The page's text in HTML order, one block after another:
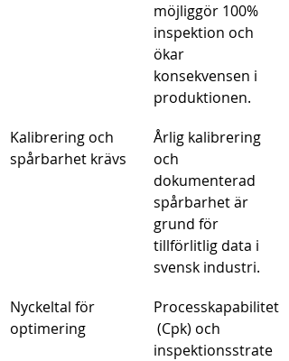
möjliggör 100%
inspektion och
ökar
konsekvensen i
produktionen.
Kalibrering och
spårbarhet krävs
Årlig kalibrering
och
dokumenterad
spårbarhet är
grund för
tillförlitlig data i
svensk industri.
Nyckeltal för
optimering
Processkapabilitet
(Cpk) och
inspektionsstrate